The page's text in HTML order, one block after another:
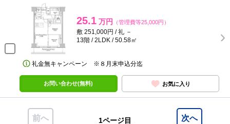
25.1 万円 （管理費等25,000円）
敷 251,000円 / 礼 －
13階 / 2LDK / 50.58㎡
礼金無キャンペーン ※８月末申込分迄
お問い合わせ(無料) お気に入り
前へ 次へ
1ページ目